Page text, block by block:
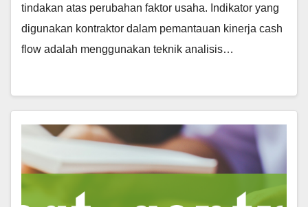
tindakan atas perubahan faktor usaha. Indikator yang
digunakan kontraktor dalam pemantauan kinerja cash
flow adalah menggunakan teknik analisis…